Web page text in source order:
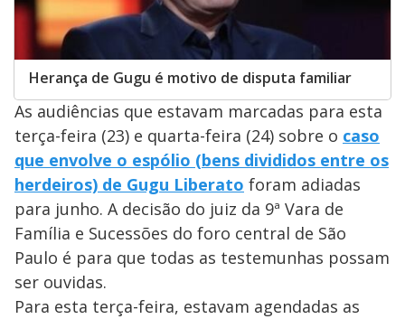
Herança de Gugu é motivo de disputa familiar
As audiências que estavam marcadas para esta
terça-feira (23) e quarta-feira (24) sobre o caso
que envolve o espólio (bens divididos entre os
herdeiros) de Gugu Liberato foram adiadas
para junho. A decisão do juiz da 9ª Vara de
Família e Sucessões do foro central de São
Paulo é para que todas as testemunhas possam
ser ouvidas.
Para esta terça-feira, estavam agendadas as